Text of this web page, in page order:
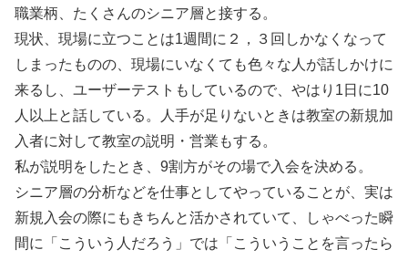
職業柄、たくさんのシニア層と接する。
現状、現場に立つことは1週間に２，３回しかなくなって
しまったものの、現場にいなくても色々な人が話しかけに
来るし、ユーザーテストもしているので、やはり1日に10
人以上と話している。人手が足りないときは教室の新規加
入者に対して教室の説明・営業もする。
私が説明をしたとき、9割方がその場で入会を決める。
シニア層の分析などを仕事としてやっていることが、実は
新規入会の際にもきちんと活かされていて、しゃべった瞬
間に「こういう人だろう」では「こういうことを言ったら